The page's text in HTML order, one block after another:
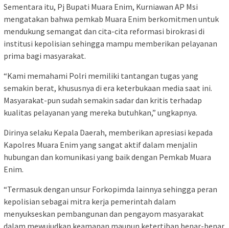
Sementara itu, Pj Bupati Muara Enim, Kurniawan AP Msi
mengatakan bahwa pemkab Muara Enim berkomitmen untuk
mendukung semangat dan cita-cita reformasi birokrasi di
institusi kepolisian sehingga mampu memberikan pelayanan
prima bagi masyarakat.
“Kami memahami Polri memiliki tantangan tugas yang
semakin berat, khususnya di era keterbukaan media saat ini.
Masyarakat-pun sudah semakin sadar dan kritis terhadap
kualitas pelayanan yang mereka butuhkan,” ungkapnya.
Dirinya selaku Kepala Daerah, memberikan apresiasi kepada
Kapolres Muara Enim yang sangat aktif dalam menjalin
hubungan dan komunikasi yang baik dengan Pemkab Muara
Enim.
“Termasuk dengan unsur Forkopimda lainnya sehingga peran
kepolisian sebagai mitra kerja pemerintah dalam
menyukseskan pembangunan dan pengayom masyarakat
dalam mewujudkan keamanan maupun ketertiban benar-benar